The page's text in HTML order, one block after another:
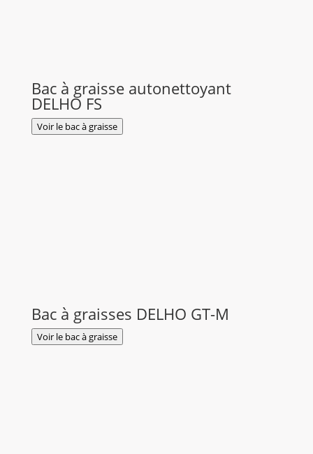
Bac à graisse autonettoyant
DELHO FS
Voir le bac à graisse
Bac à graisses DELHO GT-M
Voir le bac à graisse